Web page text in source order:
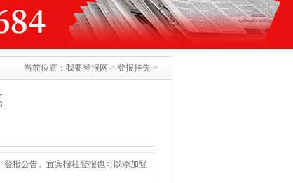
当前位置： 我要登报网 > 登报挂失 >
登报公告。宜宾报社登报也可以添加登